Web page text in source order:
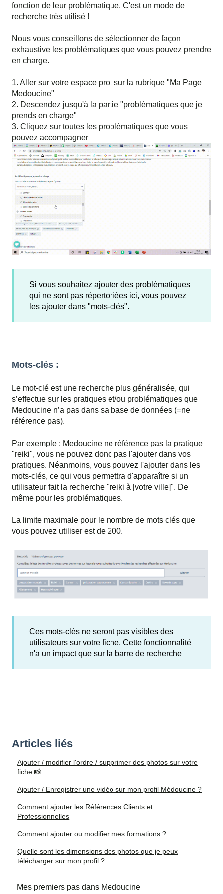
fonction de leur problématique. C'est un mode de
recherche très utilisé !
Nous vous conseillons de sélectionner de façon
exhaustive les problématiques que vous pouvez prendre
en charge.
1. Aller sur votre espace pro, sur la rubrique "Ma Page
Medoucine"
2. Descendez jusqu'à la partie "problématiques que je
prends en charge"
3. Cliquez sur toutes les problématiques que vous
pouvez accompagner
Si vous souhaitez ajouter des problématiques
qui ne sont pas répertoriées ici, vous pouvez
les ajouter dans "mots-clés".
Mots-clés :
Le mot-clé est une recherche plus généralisée, qui
s’effectue sur les pratiques et/ou problématiques que
Medoucine n’a pas dans sa base de données (=ne
référence pas).
Par exemple : Medoucine ne référence pas la pratique
"reiki", vous ne pouvez donc pas l'ajouter dans vos
pratiques. Néanmoins, vous pouvez l'ajouter dans les
mots-clés, ce qui vous permettra d'apparaître si un
utilisateur fait la recherche "reiki à [votre ville]". De
même pour les problématiques.
La limite maximale pour le nombre de mots clés que
vous pouvez utiliser est de 200.
Ces mots-clés ne seront pas visibles des
utilisateurs sur votre fiche. Cette fonctionnalité
n'a un impact que sur la barre de recherche
Articles liés
Ajouter / modifier l'ordre / supprimer des photos sur votre
fiche 📸
Ajouter / Enregistrer une vidéo sur mon profil Médoucine ?
Comment ajouter les Références Clients et
Professionnelles
Comment ajouter ou modifier mes formations ?
Quelle sont les dimensions des photos que je peux
télécharger sur mon profil ?
Mes premiers pas dans Medoucine